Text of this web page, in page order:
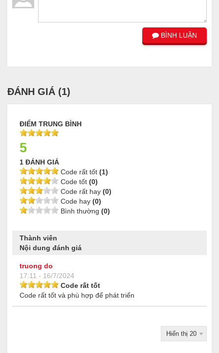
BÌNH LUẬN
ĐÁNH GIÁ (1)
ĐIỂM TRUNG BÌNH
5
1 ĐÁNH GIÁ
Code rất tốt (1)
Code tốt (0)
Code rất hay (0)
Code hay (0)
Bình thường (0)
Thành viên
Nội dung đánh giá
truong do
17:11 - 16/7/2024
Code rất tốt
Code rất tốt và phù hợp để phát triển